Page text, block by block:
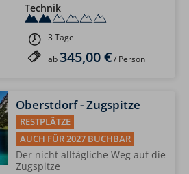
Technik
3 Tage
ab345,00 €/ Person
Oberstdorf - Zugspitze
RESTPLÄTZE
AUCH FÜR 2027 BUCHBAR
Der nicht alltägliche Weg auf die
Zugspitze